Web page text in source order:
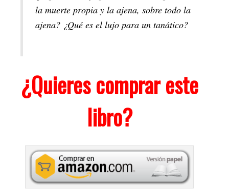
la muerte propia y la ajena, sobre todo la
ajena? ¿Qué es el lujo para un tanático?
¿Quieres comprar este
libro?